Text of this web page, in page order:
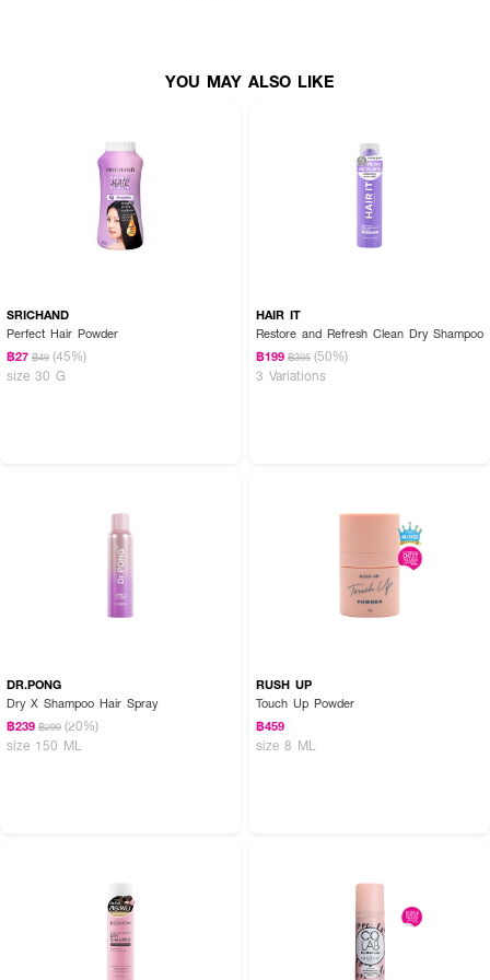
· ลดการขาดหลุดร่วงของเส้นผม
· นวดผมด้วยปลายนิ้วให้ทั่วศีรษะ
· หวีและจัดแต่งทรงผมได้ตามต้องการ
YOU MAY ALSO LIKE
SRICHAND
Perfect Hair Powder
฿27 ฿49 (45%)
size 30 G
HAIR IT
Restore and Refresh Clean Dry Shampoo
฿199 ฿395 (50%)
3 Variations
DR.PONG
Dry X Shampoo Hair Spray
฿239 ฿299 (20%)
size 150 ML
RUSH UP
Touch Up Powder
฿459
size 8 ML